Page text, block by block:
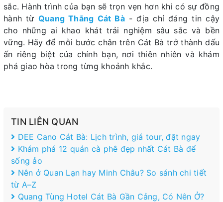
sắc. Hành trình của bạn sẽ trọn vẹn hơn khi có sự đồng
hành từ Quang Thắng Cát Bà- địa chỉ đáng tin cậy
cho những ai khao khát trải nghiệm sâu sắc và bền
vững. Hãy để mỗi bước chân trên Cát Bà trở thành dấu
ấn riêng biệt của chính bạn, nơi thiên nhiên và khám
phá giao hòa trong từng khoảnh khắc.
TIN LIÊN QUAN
DEE Cano Cát Bà: Lịch trình, giá tour, đặt ngay
Khám phá 12 quán cà phê đẹp nhất Cát Bà để
sống ảo
Nên ở Quan Lạn hay Minh Châu? So sánh chi tiết
từ A–Z
Quang Tùng Hotel Cát Bà Gần Cảng, Có Nên Ở?